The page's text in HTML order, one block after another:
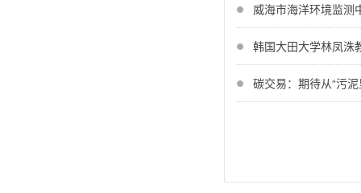
威海市海洋环境监测
韩国大田大学林凤洙
碳交易：期待从“污